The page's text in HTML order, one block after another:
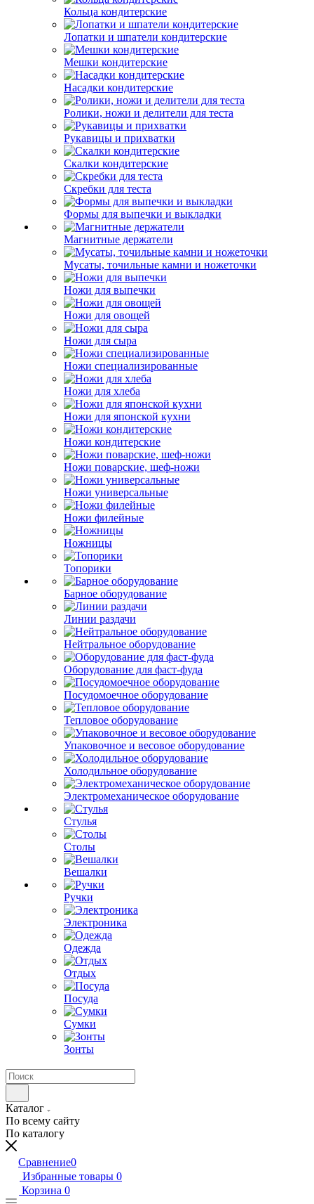
Кольца кондитерские
Лопатки и шпатели кондитерские
Мешки кондитерские
Насадки кондитерские
Ролики, ножи и делители для теста
Рукавицы и прихватки
Скалки кондитерские
Скребки для теста
Формы для выпечки и выкладки
Магнитные держатели
Мусаты, точильные камни и ножеточки
Ножи для выпечки
Ножи для овощей
Ножи для сыра
Ножи специализированные
Ножи для хлеба
Ножи для японской кухни
Ножи кондитерские
Ножи поварские, шеф-ножи
Ножи универсальные
Ножи филейные
Ножницы
Топорики
Барное оборудование
Линии раздачи
Нейтральное оборудование
Оборудование для фаст-фуда
Посудомоечное оборудование
Тепловое оборудование
Упаковочное и весовое оборудование
Холодильное оборудование
Электромеханическое оборудование
Стулья
Столы
Вешалки
Ручки
Электроника
Одежда
Отдых
Посуда
Сумки
Зонты
Каталог
По всему сайту
По каталогу
Сравнение0
Избранные товары 0
Корзина 0